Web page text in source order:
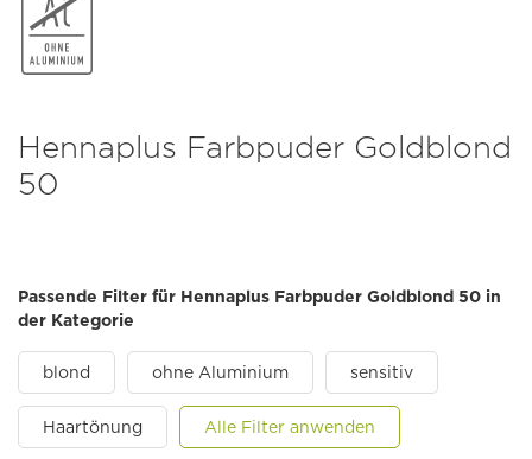
Hennaplus Farbpuder Goldblond
50
Passende Filter für Hennaplus Farbpuder Goldblond 50 in
der Kategorie
blond ohne Aluminium sensitiv
Haartönung Alle Filter anwenden